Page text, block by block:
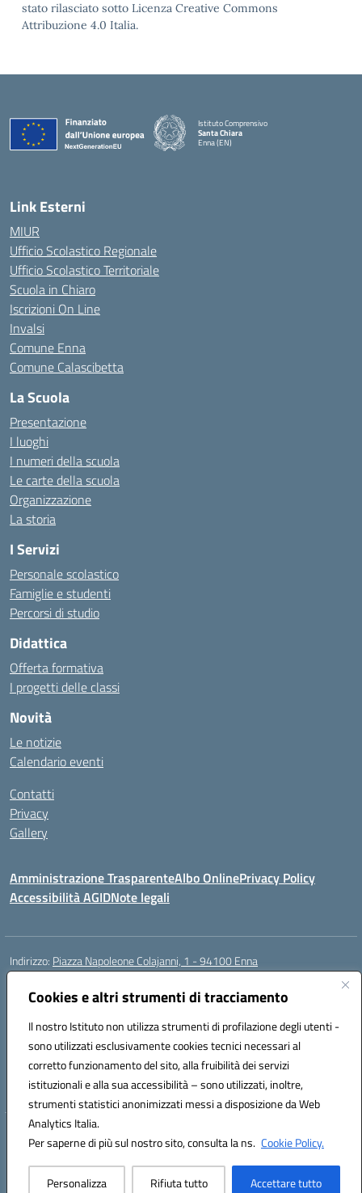
Cookies e altri strumenti di tracciamento
Il nostro Istituto non utilizza strumenti di profilazione degli utenti -
sono utilizzati esclusivamente cookies tecnici necessari al
corretto funzionamento del sito, alla fruibilità dei servizi
istituzionali e alla sua accessibilità – sono utilizzati, inoltre,
strumenti statistici anonimizzati messi a disposizione da Web
Analytics Italia.
Per saperne di più sul nostro sito, consulta la ns. Cookie Policy.
Personalizza Rifiuta tutto Accettare tutto
stato rilasciato sotto Licenza Creative Commons
Attribuzione 4.0 Italia.
Istituto Comprensivo
Santa Chiara
Enna (EN)
Link Esterni
MIUR
Ufficio Scolastico Regionale
Ufficio Scolastico Territoriale
Scuola in Chiaro
Iscrizioni On Line
Invalsi
Comune Enna
Comune Calascibetta
La Scuola
Presentazione
I luoghi
I numeri della scuola
Le carte della scuola
Organizzazione
La storia
I Servizi
Personale scolastico
Famiglie e studenti
Percorsi di studio
Didattica
Offerta formativa
I progetti delle classi
Novità
Le notizie
Calendario eventi
Contatti
Privacy
Gallery
Amministrazione TrasparenteAlbo OnlinePrivacy Policy
Accessibilità AGIDNote legali
Indirizzo: Piazza Napoleone Colajanni, 1 - 94100 Enna
Centralino:
Posta elettronica certificata (PEC):enic81500a@pec.istruzione.it
Codice fiscale: 91049500860
Codice meccanografico:enic81500a
Codice Indice delle Pubbliche Amministrazioni (IPA): istsc_enic81500a
Codice unico di fatturazione (CUF): UFIB1Z
Hosting & Powered by 3D Solution S.r.l.
Concept & Design by Designers Italia